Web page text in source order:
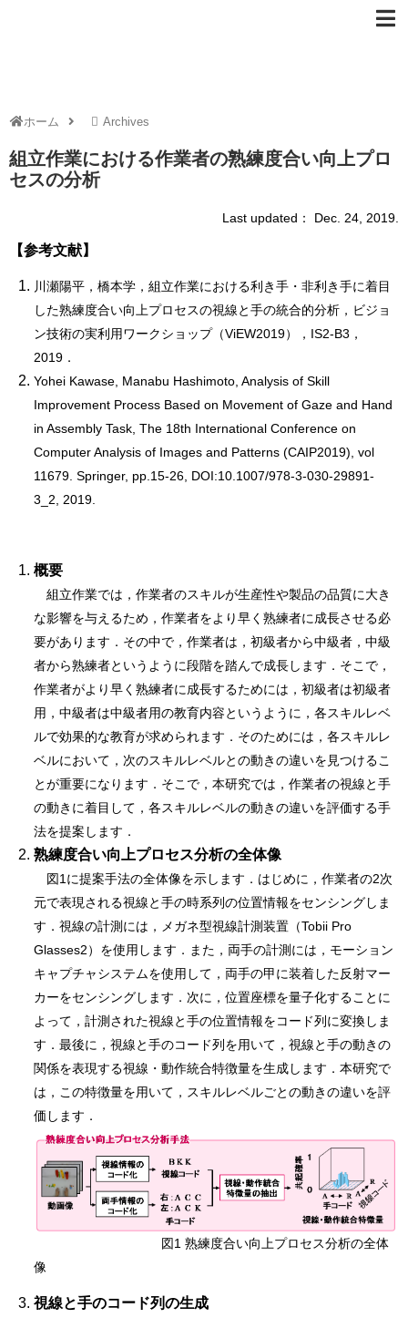
ホーム Archives
組立作業における作業者の熟練度合い向上プロ
セスの分析
Last updated： Dec. 24, 2019.
【参考文献】
川瀬陽平，橋本学，組立作業における利き手・非利き手に着目
した熟練度合い向上プロセスの視線と手の統合的分析，ビジョ
ン技術の実利用ワークショップ（ViEW2019），IS2-B3，
2019．
Yohei Kawase, Manabu Hashimoto, Analysis of Skill
Improvement Process Based on Movement of Gaze and Hand
in Assembly Task, The 18th International Conference on
Computer Analysis of Images and Patterns (CAIP2019), vol
11679. Springer, pp.15-26, DOI:10.1007/978-3-030-29891-
3_2, 2019.
概要
組立作業では，作業者のスキルが生産性や製品の品質に大き
な影響を与えるため，作業者をより早く熟練者に成長させる必
要があります．その中で，作業者は，初級者から中級者，中級
者から熟練者というように段階を踏んで成長します．そこで，
作業者がより早く熟練者に成長するためには，初級者は初級者
用，中級者は中級者用の教育内容というように，各スキルレベ
ルで効果的な教育が求められます．そのためには，各スキルレ
ベルにおいて，次のスキルレベルとの動きの違いを見つけるこ
とが重要になります．そこで，本研究では，作業者の視線と手
の動きに着目して，各スキルレベルの動きの違いを評価する手
法を提案します．
熟練度合い向上プロセス分析の全体像
図1に提案手法の全体像を示します．はじめに，作業者の2次
元で表現される視線と手の時系列の位置情報をセンシングしま
す．視線の計測には，メガネ型視線計測装置（Tobii Pro
Glasses2）を使用します．また，両手の計測には，モーション
キャプチャシステムを使用して，両手の甲に装着した反射マー
カーをセンシングします．次に，位置座標を量子化することに
よって，計測された視線と手の位置情報をコード列に変換しま
す．最後に，視線と手のコード列を用いて，視線と手の動きの
関係を表現する視線・動作統合特徴量を生成します．本研究で
は，この特徴量を用いて，スキルレベルごとの動きの違いを評
価します．
図1 熟練度合い向上プロセス分析の全体
像
視線と手のコード列の生成